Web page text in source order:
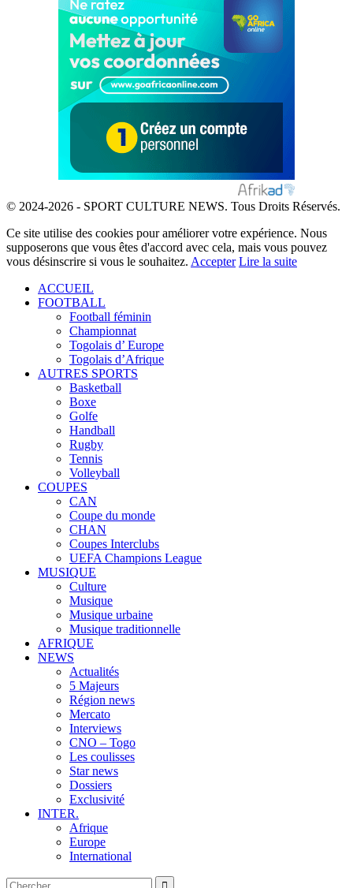
© 2024-2026 - SPORT CULTURE NEWS. Tous Droits Réservés.
Ce site utilise des cookies pour améliorer votre expérience. Nous
supposerons que vous êtes d'accord avec cela, mais vous pouvez
vous désinscrire si vous le souhaitez. Accepter Lire la suite
ACCUEIL
FOOTBALL
Football féminin
Championnat
Togolais d’ Europe
Togolais d’Afrique
AUTRES SPORTS
Basketball
Boxe
Golfe
Handball
Rugby
Tennis
Volleyball
COUPES
CAN
Coupe du monde
CHAN
Coupes Interclubs
UEFA Champions League
MUSIQUE
Culture
Musique
Musique urbaine
Musique traditionnelle
AFRIQUE
NEWS
Actualités
5 Majeurs
Région news
Mercato
Interviews
CNO – Togo
Les coulisses
Star news
Dossiers
Exclusivité
INTER.
Afrique
Europe
International